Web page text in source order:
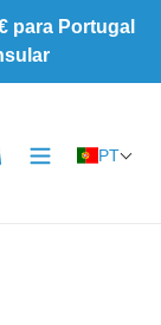
para Portugal
sessão
Carrinho PT